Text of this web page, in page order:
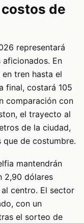
de
representará
En
tren hasta el
final, costará 105
comparación con
el trayecto al
de la ciudad,
de costumbre.
mantendrán
2,90 dólares
centro. El sector
con un
el sorteo de